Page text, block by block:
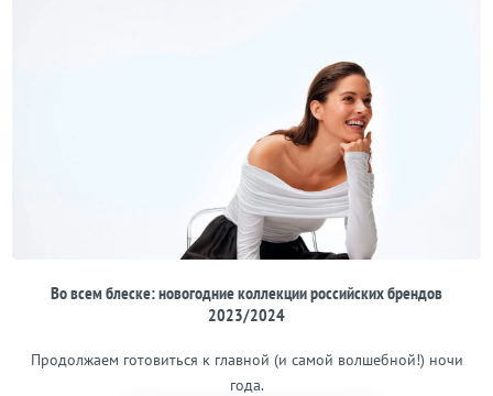
Во всем блеске: новогодние коллекции российских брендов
2023/2024
Продолжаем готовиться к главной (и самой волшебной!) ночи
года.